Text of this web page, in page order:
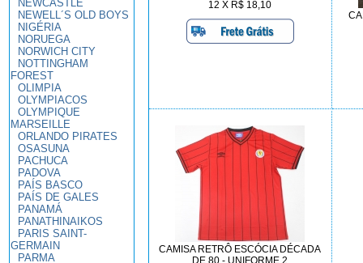
NEWCASTLE
NEWELL´S OLD BOYS
NIGÉRIA
NORUEGA
NORWICH CITY
NOTTINGHAM
FOREST
OLIMPIA
OLYMPIACOS
OLYMPIQUE
MARSEILLE
ORLANDO PIRATES
OSASUNA
PACHUCA
PADOVA
PAÍS BASCO
PAÍS DE GALES
PANAMÁ
PANATHINAIKOS
PARIS SAINT-
GERMAIN
PARMA
12 X R$ 18,10
CAMISA RETRÔ ESCÓCIA DÉCADA
DE 80 - UNIFORME 2